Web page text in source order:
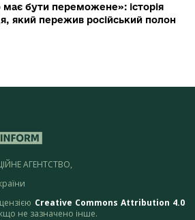
має бути переможене»: історія
який пережив російський полон
АГЕНТСТВО,
Creative Commons Attribution 4.0
не зазначено інше.